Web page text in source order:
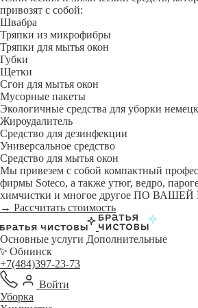
привозят с собой:
Швабра
Тряпки из микрофибры
Тряпки для мытья окон
Губки
Щетки
Сгон для мытья окон
Мусорные пакеты
Экологичные средства для уборки
Жироудалитель
Средство для дезинфекции
Универсальное средство
Средство для мытья окон
Мы привезем с собой компактный
фирмы Soteco, а также утюг, ведро,
химчистки и многое другое ПО
→ Рассчитать стоимость
Основные услуги Дополнительные
Обнинск
+7(484)397-23-73
Войти
Уборка